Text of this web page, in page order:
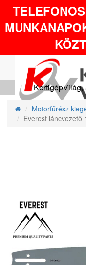
KertigépVilág,
Motorfűrész
Everest láncvezető